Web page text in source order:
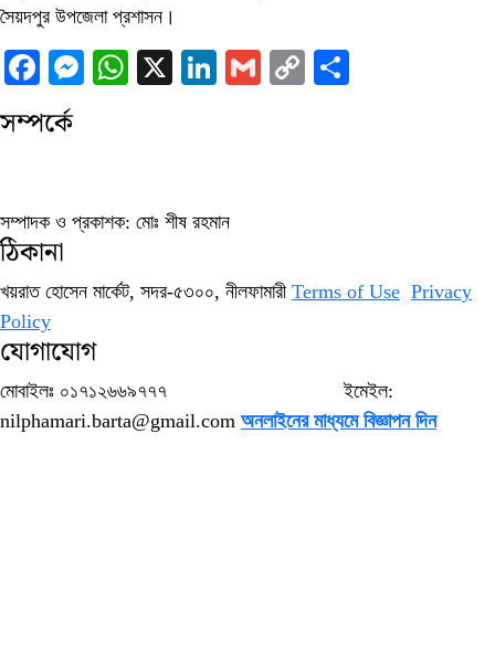
সৈয়দপুর উপজেলা প্রশাসন।
Facebook
Messenger
WhatsApp
X LinkedIn
GmailCopy
সম্পর্কে
সম্পাদক ও প্রকাশক: মোঃ শীষ রহমান
ঠিকানা
খয়রাত হোসেন মার্কেট, সদর-৫৩০০, নীলফামারী Terms of Use Privacy
Policy
যোগাযোগ
মোবাইলঃ ০১৭১২৬৬৯৭৭৭ ইমেইল:
nilphamari.barta@gmail.com অনলাইনের মাধ্যমে বিজ্ঞাপন দিন